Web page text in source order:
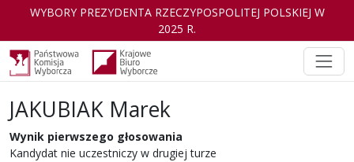
WYBORY PREZYDENTA RZECZYPOSPOLITEJ POLSKIEJ W
2025 R.
JAKUBIAK Marek
Kandydatw wyborach Prezydenta
Wynik pierwszego głosowania
Kandydat nie uczestniczy w drugiej turze